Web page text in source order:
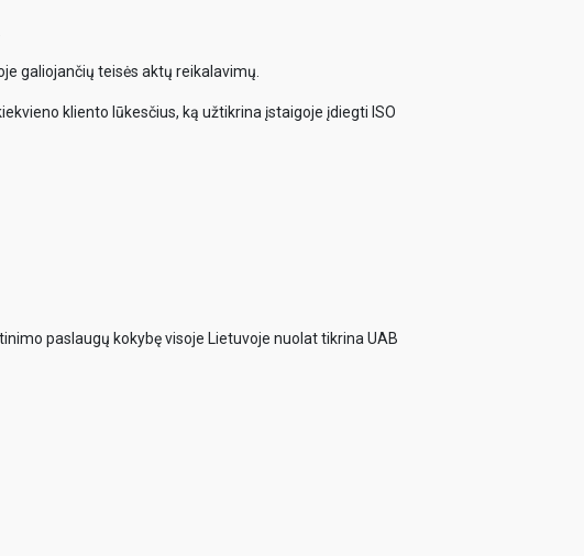
galiojančių teisės aktų reikalavimų.
kliento lūkesčius, ką užtikrina įstaigoje įdiegti ISO
paslaugų kokybę visoje Lietuvoje nuolat tikrina UAB